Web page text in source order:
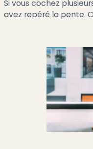
Si vous cochez
avez repéré la pente.